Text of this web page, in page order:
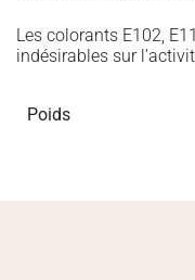
Les colorants E102,
indésirables sur
Poids